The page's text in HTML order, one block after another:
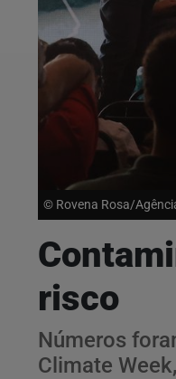
© Rovena Rosa/
risco
Números
Climate